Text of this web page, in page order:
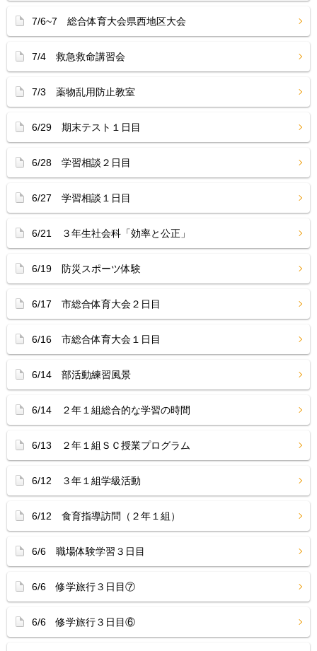
7/6~7 総合体育大会県西地区大会
7/4 救急救命講習会
7/3 薬物乱用防止教室
6/29 期末テスト１日目
6/28 学習相談２日目
6/27 学習相談１日目
6/21 ３年生社会科「効率と公正」
6/19 防災スポーツ体験
6/17 市総合体育大会２日目
6/16 市総合体育大会１日目
6/14 部活動練習風景
6/14 ２年１組総合的な学習の時間
6/13 ２年１組ＳＣ授業プログラム
6/12 ３年１組学級活動
6/12 食育指導訪問（２年１組）
6/6 職場体験学習３日目
6/6 修学旅行３日目⑦
6/6 修学旅行３日目⑥